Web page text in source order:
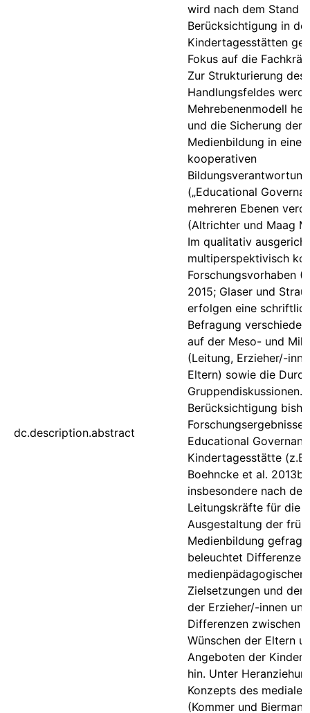
dc.description.abstract
wird nach dem Stand
Berücksichtigung in
Kindertagesstätten
Fokus auf die
Zur Strukturierung des
Handlungsfeldes
Mehrebenenmodell
und die Sicherung der
Medienbildung in einer
kooperativen
Bildungsverantwortung
(„Educational
mehreren Ebenen
(Altrichter und Maag
Im qualitativ
multiperspektivisch
Forschungsvorhaben
2015; Glaser und
erfolgen eine
Befragung
auf der Meso- und
(Leitung, Erzieher/-
Eltern) sowie die
Gruppendiskussionen.
Berücksichtigung
Forschungsergebnisse
Educational
Kindertagesstätte
Boehncke et al.
insbesondere nach der
Leitungskräfte für die
Ausgestaltung der
Medienbildung
beleuchtet
medienpädagogischen
Zielsetzungen und
der Erzieher/-innen
Differenzen zwischen
Wünschen der Eltern
Angeboten der
hin. Unter
Konzepts des
(Kommer und